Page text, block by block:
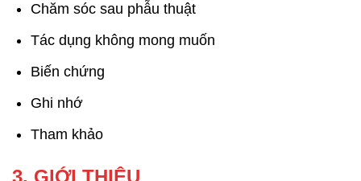
Chăm sóc sau phẫu thuật
Tác dụng không mong muốn
Biến chứng
Ghi nhớ
Tham khảo